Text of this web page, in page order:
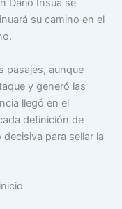
Darío Insúa se
su camino en el
pasajes, aunque
y generó las
llegó en el
definición de
para sellar la